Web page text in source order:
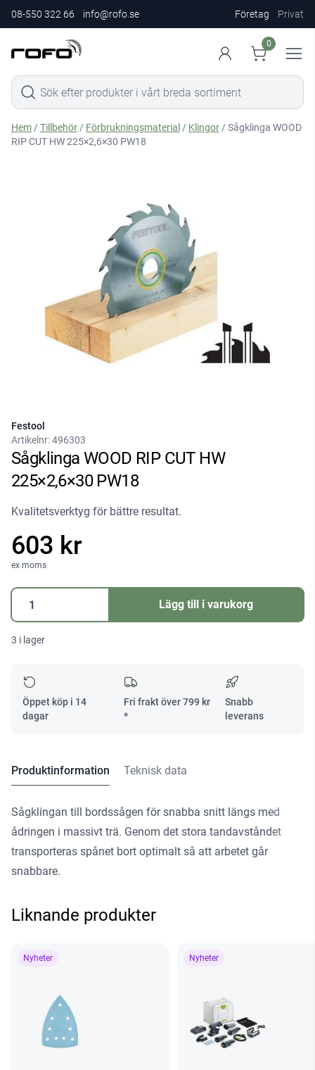
08-550 322 66 info@rofo.se Företag Privat
0
Hem /Tillbehör / Förbrukningsmaterial / Klingor / Sågklinga WOOD
RIP CUT HW 225×2,6×30 PW18
Festool
Artikelnr:496303
Sågklinga WOOD RIP CUT HW
225×2,6×30 PW18
Kvalitetsverktyg för bättre resultat.
603 kr
ex moms
Sågklinga
WOOD
CUT
225x2,6x30
PW18
mängd
Lägg till i varukorg
3 i lager
Öppet köp i 14
dagar
Fri frakt över799 kr
*
Snabb
leverans
Produktinformation Teknisk data
Sågklingan till bordssågen för snabba snitt längs med
ådringen i massivt trä. Genom det stora tandavståndet
transporteras spånet bort optimalt så att arbetet går
snabbare.
Liknande produkter
Nyheter Nyheter